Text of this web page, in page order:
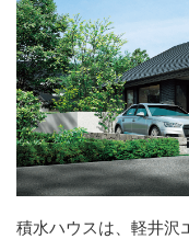
積水ハウスは、軽井沢